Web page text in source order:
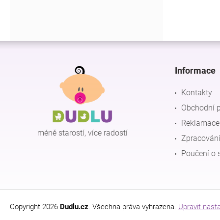
Z
méně starostí, více radostí
Informace
Kontakty
Obchodní
Poučení o
Copyright 2026 Dudlu.cz. Všechna práva vyhrazena. Upravit